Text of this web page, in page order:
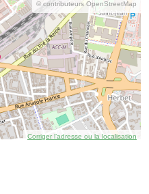
© contributeurs OpenStreetMap
Corriger l’adresse ou la localisation